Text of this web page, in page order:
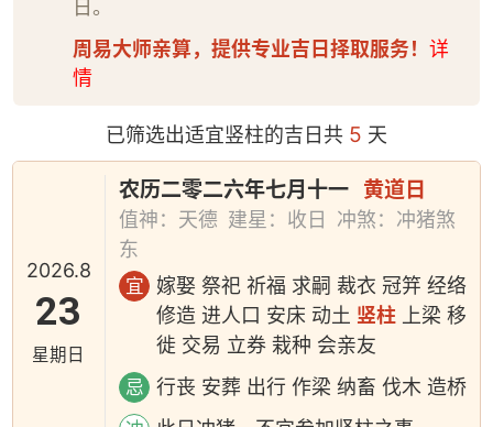
日。
周易大师亲算，提供专业吉日择取服务！ 详
情
已筛选出适宜竖柱的吉日共 5 天
2026.8
23
星期日
农历二零二六年七月十一 黄道日
值神：天德 建星：收日
冲煞：冲猪煞
东
宜
嫁娶 祭祀 祈福 求嗣 裁衣 冠笄 经络
修造 进人口 安床 动土 竖柱 上梁 移
徙 交易 立券 栽种 会亲友
忌 行丧 安葬 出行 作梁 纳畜 伐木 造桥